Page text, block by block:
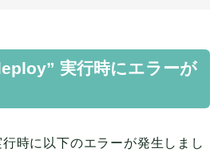
実行時にエラーが
行時に以下のエラーが発生しまし